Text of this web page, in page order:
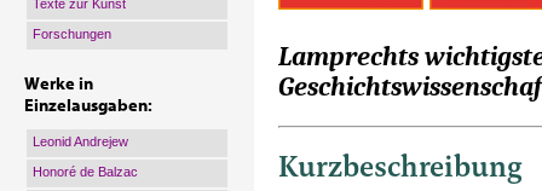
Texte zur Kunst
Forschungen
Werke in
Einzelausgaben:
Leonid Andrejew
Honoré de Balzac
Lamprechts
Kurzbeschreibung